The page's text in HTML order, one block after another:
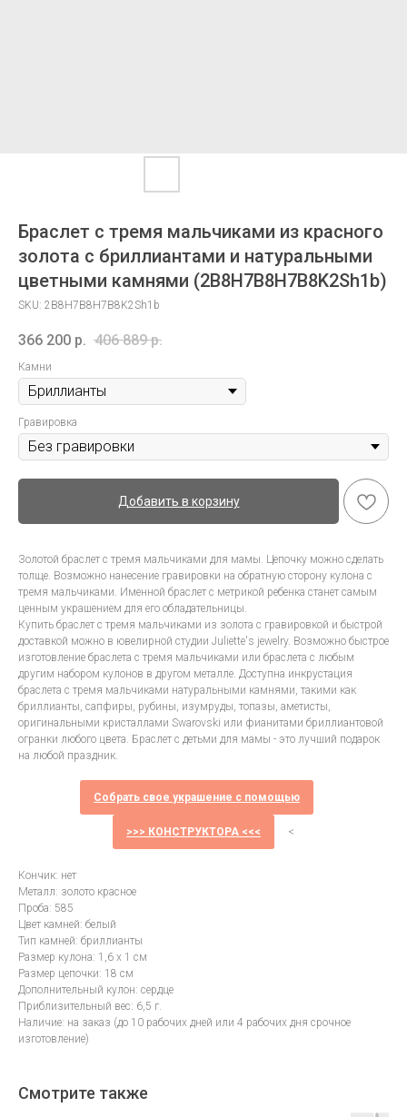
Браслет с тремя мальчиками из красного
золота с бриллиантами и натуральными
цветными камнями (2B8H7B8H7B8K2Sh1b)
SKU: 2B8H7B8H7B8K2Sh1b
366 200 р. 406 889 р.
Камни
Гравировка
Добавить в корзину
Золотой браслет с тремя мальчиками для мамы. Цепочку можно сделать
толще. Возможно нанесение гравировки на обратную сторону кулона с
тремя мальчиками. Именной браслет с метрикой ребенка станет самым
ценным украшением для его обладательницы.
Купить браслет с тремя мальчиками из золота с гравировкой и быстрой
доставкой можно в ювелирной студии Juliette's jewelry. Возможно быстрое
изготовление браслета с тремя мальчиками или браслета с любым
другим набором кулонов в другом металле. Доступна инкрустация
браслета с тремя мальчиками натуральными камнями, такими как
бриллианты, сапфиры, рубины, изумруды, топазы, аметисты,
оригинальными кристаллами Swarovski или фианитами бриллиантовой
огранки любого цвета. Браслет с детьми для мамы - это лучший подарок
на любой праздник.
Собрать свое украшение с помощью
>>> КОНСТРУКТОРА <<< <
Кончик: нет
Металл: золото красное
Проба: 585
Цвет камней: белый
Тип камней: бриллианты
Размер кулона: 1,6 х 1 см
Размер цепочки: 18 см
Дополнительный кулон: сердце
Приблизительный вес: 6,5 г.
Наличие: на заказ (до 10 рабочих дней или 4 рабочих дня срочное
изготовление)
Смотрите также